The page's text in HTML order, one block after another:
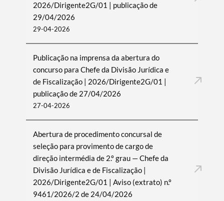
2026/Dirigente2G/01 | publicação de
29/04/2026
29-04-2026
Publicação na imprensa da abertura do
concurso para Chefe da Divisão Jurídica e
de Fiscalização | 2026/Dirigente2G/01 |
publicação de 27/04/2026
27-04-2026
Abertura de procedimento concursal de
seleção para provimento de cargo de
direção intermédia de 2.º grau — Chefe da
Divisão Jurídica e de Fiscalização |
2026/Dirigente2G/01 | Aviso (extrato) n.º
9461/2026/2 de 24/04/2026